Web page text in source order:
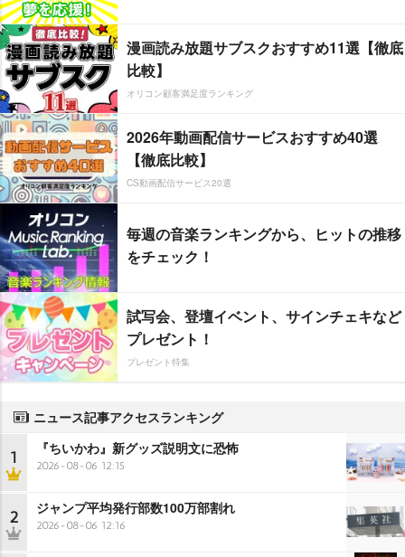
漫画読み放題サブスクおすすめ11選【徹底
比較】
オリコン顧客満足度ランキング
2026年動画配信サービスおすすめ40選
【徹底比較】
CS動画配信サービス20選
毎週の音楽ランキングから、ヒットの推移
をチェック！
試写会、登壇イベント、サインチェキなど
プレゼント！
プレゼント特集
ニュース記事アクセスランキング
1 『ちいかわ』新グッズ説明文に恐怖
2026-08-06 12:15
2 ジャンプ平均発行部数100万部割れ
2026-08-06 12:16